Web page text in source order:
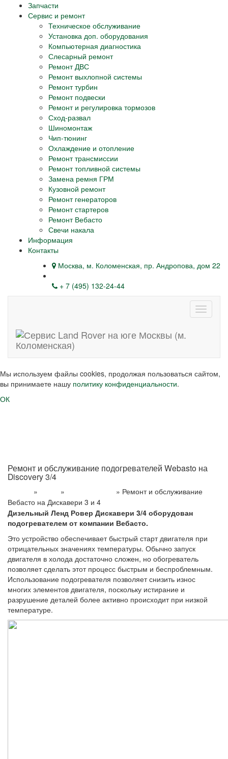
Запчасти
Сервис и ремонт
Техническое обслуживание
Установка доп. оборудования
Компьютерная диагностика
Слесарный ремонт
Ремонт ДВС
Ремонт выхлопной системы
Ремонт турбин
Ремонт подвески
Ремонт и регулировка тормозов
Сход-развал
Шиномонтаж
Чип-тюнинг
Охлаждение и отопление
Ремонт трансмиссии
Ремонт топливной системы
Замена ремня ГРМ
Кузовной ремонт
Ремонт генераторов
Ремонт стартеров
Ремонт Вебасто
Свечи накала
Информация
Контакты
Москва, м. Коломенская, пр. Андропова, дом 22
+ 7 (495) 132-24-44
Мы используем файлы cookies, продолжая пользоваться сайтом,
вы принимаете нашу политику конфиденциальности.
ОК
Ремонт и обслуживание подогревателей Webasto на
Discovery 3/4
» » » Ремонт и обслуживание
Вебасто на Дискавери 3 и 4
Дизельный Ленд Ровер Дискавери 3/4 оборудован
подогревателем от компании Вебасто.
Это устройство обеспечивает быстрый старт двигателя при
отрицательных значениях температуры. Обычно запуск
двигателя в холода достаточно сложен, но обогреватель
позволяет сделать этот процесс быстрым и беспроблемным.
Использование подогревателя позволяет снизить износ
многих элементов двигателя, поскольку истирание и
разрушение деталей более активно происходит при низкой
температуре.